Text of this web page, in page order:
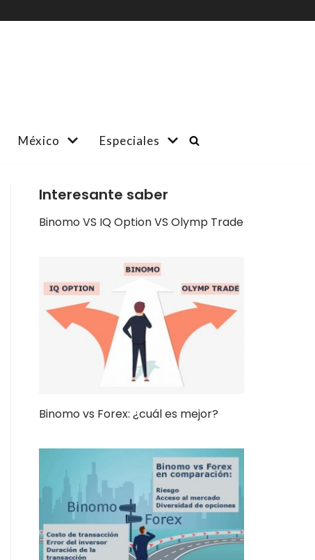
México Especiales
Interesante saber
Binomo VS IQ Option VS Olymp Trade
Binomo vs Forex: ¿cuál es mejor?